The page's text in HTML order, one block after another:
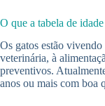
O que a tabela de
Os gatos estão
veterinária, à
preventivos.
anos ou mais com boa